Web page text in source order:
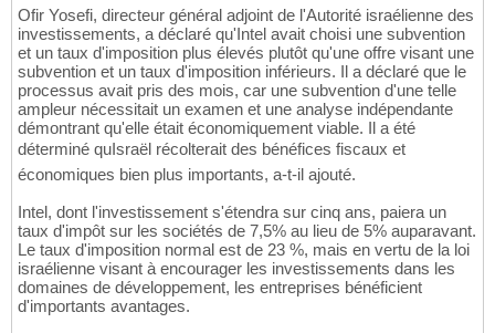
Ofir Yosefi, directeur général adjoint de l'Autorité israélienne des
investissements, a déclaré qu'Intel avait choisi une subvention
et un taux d'imposition plus élevés plutôt qu'une offre visant une
subvention et un taux d'imposition inférieurs. Il a déclaré que le
processus avait pris des mois, car une subvention d'une telle
ampleur nécessitait un examen et une analyse indépendante
démontrant qu'elle était économiquement viable. Il a été
déterminé quIsraël récolterait des bénéfices fiscaux et
économiques bien plus importants, a-t-il ajouté.
Intel, dont l'investissement s'étendra sur cinq ans, paiera un
taux d'impôt sur les sociétés de 7,5% au lieu de 5% auparavant.
Le taux d'imposition normal est de 23 %, mais en vertu de la loi
israélienne visant à encourager les investissements dans les
domaines de développement, les entreprises bénéficient
d'importants avantages.